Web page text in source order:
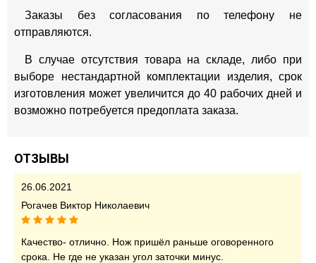
Заказы без согласования по телефону не
отправляются.
В случае отсутствия товара на складе, либо при
выборе нестандартной комплектации изделия, срок
изготовления может увеличится до 40 рабочих дней и
возможно потребуется предоплата заказа.
ОТЗЫВЫ
26.06.2021
Рогачев Виктор Николаевич
Качество- отлично. Нож пришёл раньше оговоренного
срока. Не где не указан угол заточки минус.